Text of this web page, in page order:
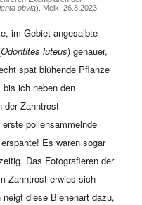
obvia). Melk, 26.8.2023
im Gebiet angesalbte
Odontites luteus) genauer,
spät blühende Pflanze
ich neben den
der Zahntrost-
pollensammelnde
erspähte! Es waren sogar
Das Fotografieren der
Zahntrost erwies sich
diese Bienenart dazu,